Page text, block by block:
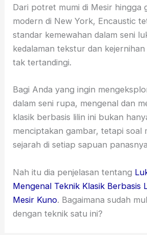
Dari potret mumi di Mesir hingga
modern di New York, Encaustic
standar kemewahan dalam seni
kedalaman tekstur dan
tak tertandingi.
Bagi Anda yang ingin
dalam seni rupa, mengenal dan
klasik berbasis lilin ini bukan
menciptakan gambar, tetapi soal
sejarah di setiap sapuan
Nah itu dia penjelasan tentang
Mengenal Teknik Klasik Berbasis
Mesir Kuno. Bagaimana sudah
dengan teknik satu ini?